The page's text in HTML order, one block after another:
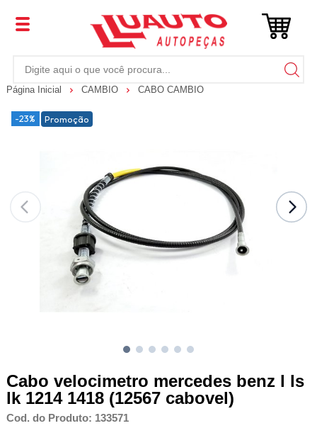
Página Inicial CAMBIO CABO CAMBIO
-23% Promoção
Cabo velocimetro mercedes benz l ls
lk 1214 1418 (12567 cabovel)
Cod. do Produto: 133571